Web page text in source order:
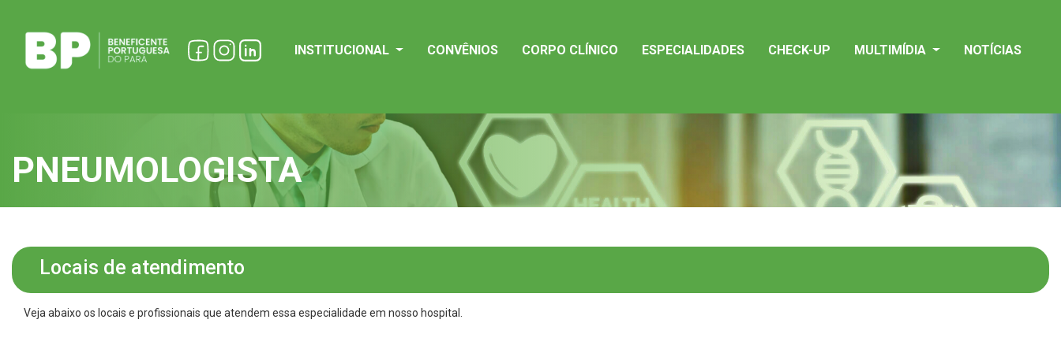
INSTITUCIONAL CONVÊNIOS CORPO CLÍNICO ESPECIALIDADES CHECK-UP MULTIMÍDIA NOTÍCIAS
PNEUMOLOGISTA
Locais de atendimento
Veja abaixo os locais e profissionais que atendem essa especialidade em nosso hospital.